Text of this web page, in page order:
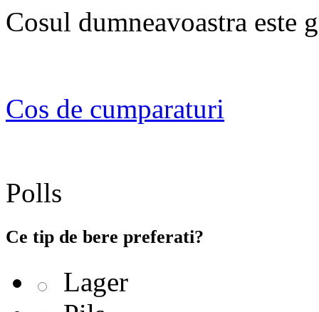
Cosul dumneavoastra este
Cos de cumparaturi
Polls
Ce tip de bere preferati?
Lager